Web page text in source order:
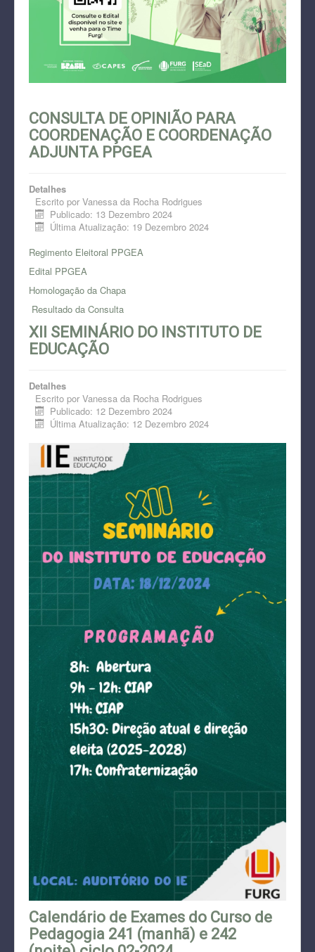
CONSULTA DE OPINIÃO PARA
COORDENAÇÃO E COORDENAÇÃO
ADJUNTA PPGEA
Detalhes
Escrito por Vanessa da Rocha Rodrigues
Publicado: 13 Dezembro 2024
Última Atualização: 19 Dezembro 2024
Regimento Eleitoral PPGEA
Edital PPGEA
Homologação da Chapa
Resultado da Consulta
XII SEMINÁRIO DO INSTITUTO DE
EDUCAÇÃO
Detalhes
Escrito por Vanessa da Rocha Rodrigues
Publicado: 12 Dezembro 2024
Última Atualização: 12 Dezembro 2024
Calendário de Exames do Curso de
Pedagogia 241 (manhã) e 242